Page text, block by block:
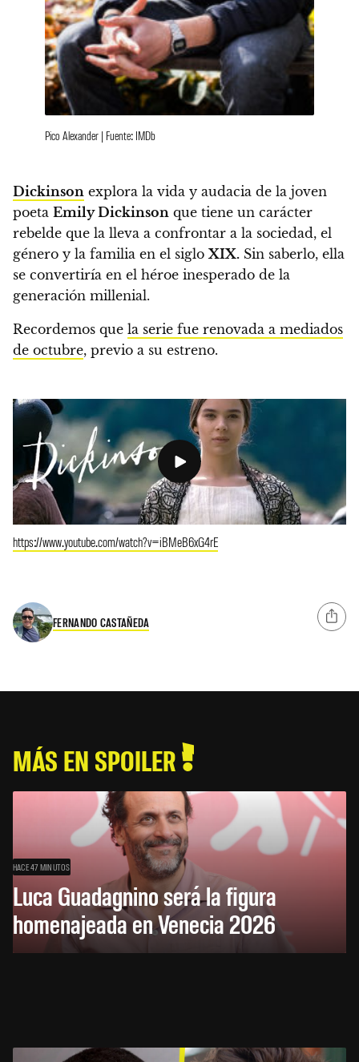
Pico Alexander | Fuente: IMDb
Dickinson explora la vida y audacia de la joven
poeta Emily Dickinson que tiene un carácter
rebelde que la lleva a confrontar a la sociedad, el
género y la familia en el siglo XIX. Sin saberlo, ella
se convertiría en el héroe inesperado de la
generación millenial.
Recordemos que la serie fue renovada a mediados
de octubre, previo a su estreno.
https://www.youtube.com/watch?v=iBMeB6xG4rE
FERNANDO CASTAÑEDA
MÁS EN SPOILER
HACE 47 MINUTOS
Luca Guadagnino será la figura
homenajeada en Venecia 2026